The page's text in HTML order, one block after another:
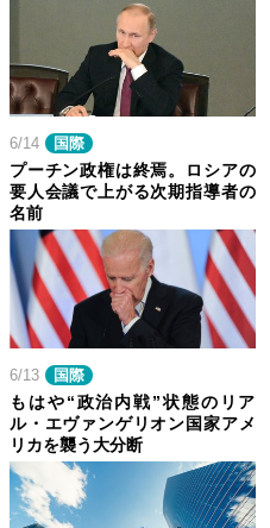
6/14 国際
プーチン政権は終焉。ロシアの
要人会議で上がる次期指導者の
名前
6/13 国際
もはや“政治内戦”状態のリア
ル・エヴァンゲリオン国家アメ
リカを襲う大分断